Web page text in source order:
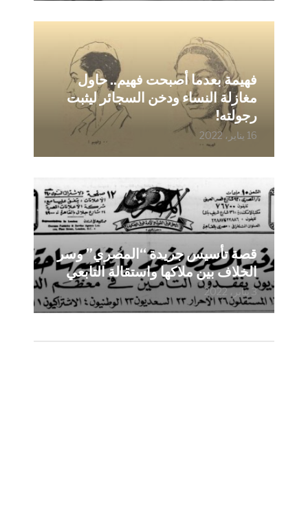
فهيمة بعدما أصبحت فهيم.. حاول
مغازلة النساء ودخن السجائر ليثبت
رجولته!
16 يناير، 2022
قصة تأسيس جريدة “المصري” وسر
الخلاف بين ملاكها واستقالة التابعي
3 يناير، 2022